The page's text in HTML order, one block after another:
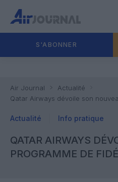
S'ABONNER
Air Journal
Actualité
Qatar Airways dévoile son
Actualité Info pratique
QATAR AIRWAYS
PROGRAMME DE